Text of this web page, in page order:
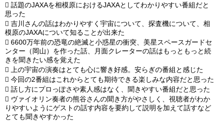
 話題のJAXAを相模原におけるJAXAとしてわかりやすい番組だと
思った
 吉川さんの話はわかりやすく宇宙について、探査機について、相
模原のJAXAについて知ることが出来た
 6600万年前の恐竜の絶滅と小惑星の衝突、美星スペースガードセ
ンター（岡山）を作った話、月面クレーターの話はもっともっと続
きを聞きたい感を覚えた

上の宇宙の演奏はとても心に響き好感。安らぎの番組と感じた
 今回の2番組はこれからとても期待できる楽しみな内容だと思った
 話し方にプロっぽさや素人感はなく、聞きやすい番組だと思った
 ヴァイオリン奏者の熊谷さんの聞き方がやさしく、視聴者がわか
りやすいようにゲストの話す内容を要約して説明を加えて話すなど
とても聞きやすかった